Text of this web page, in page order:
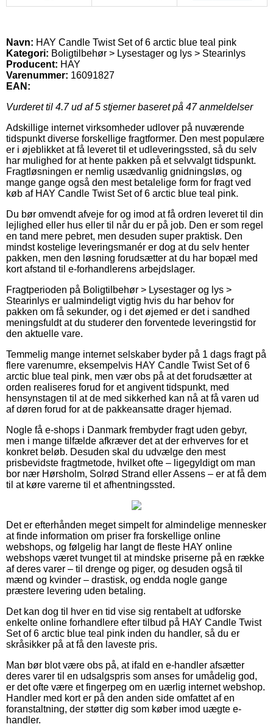
Navn: HAY Candle Twist Set of 6 arctic blue teal pink
Kategori: Boligtilbehør > Lysestager og lys > Stearinlys
Producent: HAY
Varenummer: 16091827
EAN:
Vurderet til 4.7ud af 5 stjerner baseret på 47anmeldelser
Adskillige internet virksomheder udlover på nuværende
tidspunkt diverse forskellige fragtformer. Den mest populære
er i øjeblikket at få leveret til et udleveringssted, så du selv
har mulighed for at hente pakken på et selvvalgt tidspunkt.
Fragtløsningen er nemlig usædvanlig gnidningsløs, og
mange gange også den mest betalelige form for fragt ved
køb af HAY Candle Twist Set of 6 arctic blue teal pink.
Du bør omvendt afveje for og imod at få ordren leveret til din
lejlighed eller hus eller til når du er på job. Den er som regel
en tand mere pebret, men desuden super praktisk. Den
mindst kostelige leveringsmanér er dog at du selv henter
pakken, men den løsning forudsætter at du har bopæl med
kort afstand til e-forhandlerens arbejdslager.
Fragtperioden på Boligtilbehør > Lysestager og lys >
Stearinlys er ualmindeligt vigtig hvis du har behov for
pakken om få sekunder, og i det øjemed er det i sandhed
meningsfuldt at du studerer den forventede leveringstid for
den aktuelle vare.
Temmelig mange internet selskaber byder på 1 dags fragt på
flere varenumre, eksempelvis HAY Candle Twist Set of 6
arctic blue teal pink, men vær obs på at det forudsætter at
orden realiseres forud for et angivent tidspunkt, med
hensynstagen til at de med sikkerhed kan nå at få varen ud
af døren forud for at de pakkeansatte drager hjemad.
Nogle få e-shops i Danmark frembyder fragt uden gebyr,
men i mange tilfælde afkræver det at der erhverves for et
konkret beløb. Desuden skal du udvælge den mest
prisbevidste fragtmetode, hvilket ofte – ligegyldigt om man
bor nær Hørsholm, Solrød Strand eller Assens – er at få dem
til at køre varerne til et afhentningssted.
Det er efterhånden meget simpelt for almindelige mennesker
at finde information om priser fra forskellige online
webshops, og følgelig har langt de fleste HAY online
webshops været tvunget til at mindske priserne på en række
af deres varer – til drenge og piger, og desuden også til
mænd og kvinder – drastisk, og endda nogle gange
præstere levering uden betaling.
Det kan dog til hver en tid vise sig rentabelt at udforske
enkelte online forhandlere efter tilbud på HAY Candle Twist
Set of 6 arctic blue teal pink inden du handler, så du er
skråsikker på at få den laveste pris.
Man bør blot være obs på, at ifald en e-handler afsætter
deres varer til en udsalgspris som anses for umådelig god,
er det ofte være et fingerpeg om en uærlig internet webshop.
Handler med kort er på den anden side omfattet af en
foranstaltning, der støtter dig som køber imod uægte e-
handler.